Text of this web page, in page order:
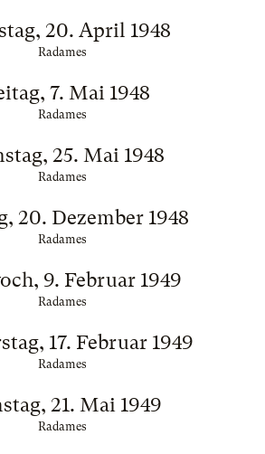
20. April 1948
Radames
7. Mai 1948
Radames
25. Mai 1948
Radames
20. Dezember 1948
Radames
9. Februar 1949
Radames
17. Februar 1949
Radames
21. Mai 1949
Radames